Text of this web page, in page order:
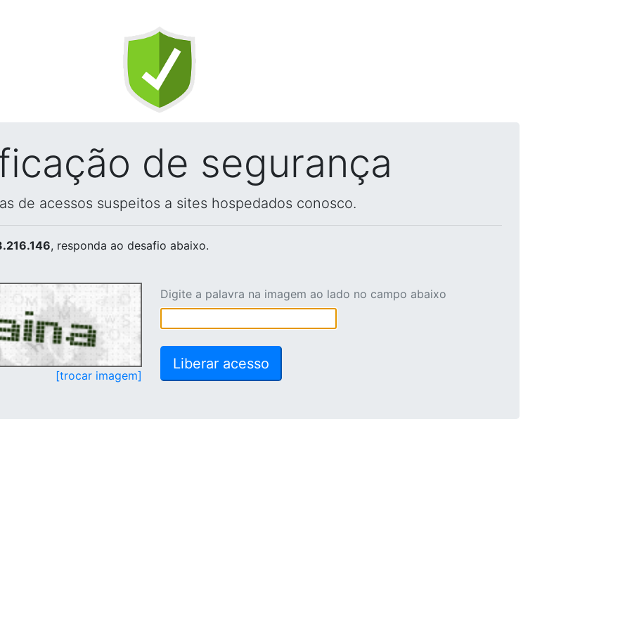
de segurança
de acessos suspeitos a sites hospedados conosco.
, responda ao desafio abaixo.
[trocar imagem]
Digite a palavra na imagem ao lado no campo abaixo